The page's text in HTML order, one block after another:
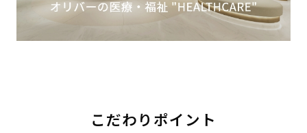
こだわりポイント